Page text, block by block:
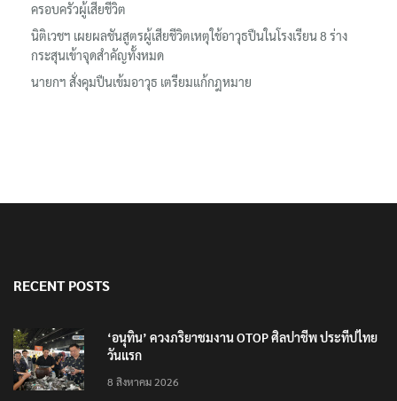
ครอบครัวผู้เสียชีวิต
นิติเวชฯ เผยผลชันสูตรผู้เสียชีวิตเหตุใช้อาวุธปืนในโรงเรียน 8 ร่าง
กระสุนเข้าจุดสำคัญทั้งหมด
นายกฯ สั่งคุมปืนเข้มอาวุธ เตรียมแก้กฎหมาย
RECENT POSTS
‘อนุทิน’ ควงภริยาชมงาน OTOP ศิลปาชีพ ประทีปไทย
วันแรก
8 สิงหาคม 2026